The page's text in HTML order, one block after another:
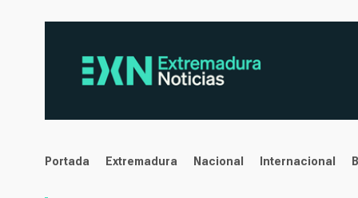
noticias
Portada Extremadura Nacional Internacional